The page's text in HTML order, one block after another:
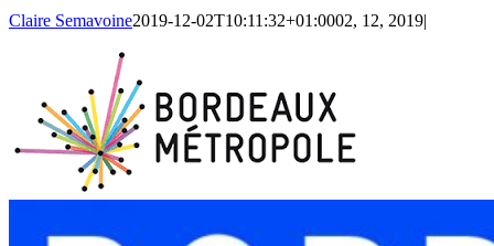
Claire Semavoine2019-12-02T10:11:32+01:0002, 12, 2019|